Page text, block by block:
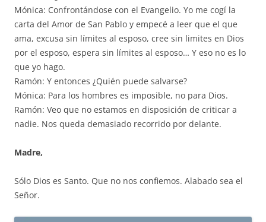
Mónica: Confrontándose con el Evangelio. Yo me cogí la
carta del Amor de San Pablo y empecé a leer que el que
ama, excusa sin límites al esposo, cree sin limites en Dios
por el esposo, espera sin límites al esposo… Y eso no es lo
que yo hago.
Ramón: Y entonces ¿Quién puede salvarse?
Mónica: Para los hombres es imposible, no para Dios.
Ramón: Veo que no estamos en disposición de criticar a
nadie. Nos queda demasiado recorrido por delante.
Madre,
Sólo Dios es Santo. Que no nos confiemos. Alabado sea el
Señor.